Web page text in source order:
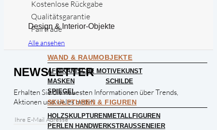
Design & Interior-Objekte
Alle ansehen
WAND & RAUMOBJEKTE
AFRIKANISCHE MOTIVEKUNST
MASKEN
SCHILDE
SPIEGEL
SKULPTUREN & FIGUREN
HOLZSKULPTURENMETALLFIGUREN
PERLEN HANDWERKSTRAUSSENEIER
Kostenlose Rückgabe
Qualitätsgarantie
Fairtrade
NEWSLETTER
Erhalten Sie die neuesten Informationen über Trends,
Aktionen und vieles mehr!